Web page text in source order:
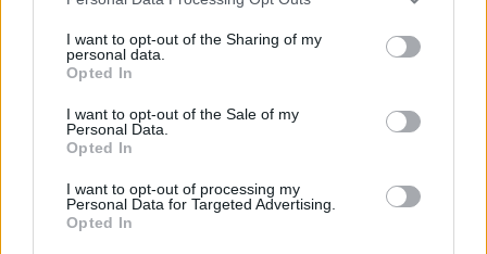
I want to opt-out of the Sharing of my
personal data.
Opted In
I want to opt-out of the Sale of my
Personal Data.
Opted In
I want to opt-out of processing my
Personal Data for Targeted Advertising.
Opted In